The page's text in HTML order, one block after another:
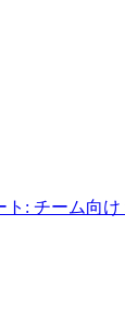
: チーム向け